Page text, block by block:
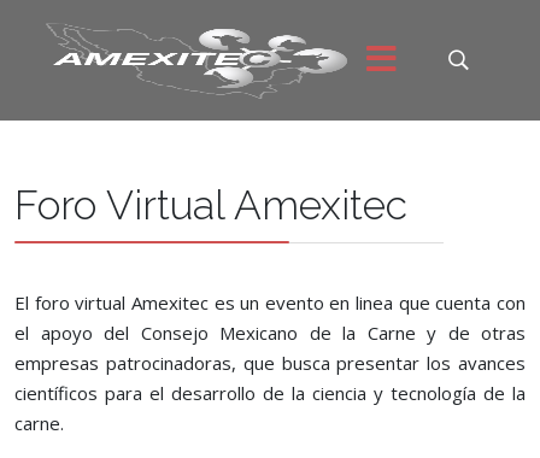
Foro Virtual Amexitec
El foro virtual Amexitec es un evento en linea que cuenta con
el apoyo del Consejo Mexicano de la Carne y de otras
empresas patrocinadoras, que busca presentar los avances
científicos para el desarrollo de la ciencia y tecnología de la
carne.